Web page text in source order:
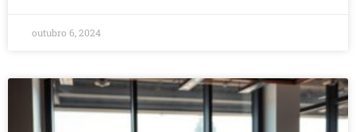
outubro 6, 2024